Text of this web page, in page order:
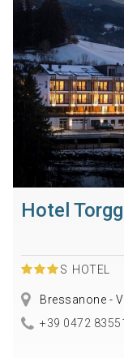
Hotel
S HOTEL
Bressanone -
+39 0472